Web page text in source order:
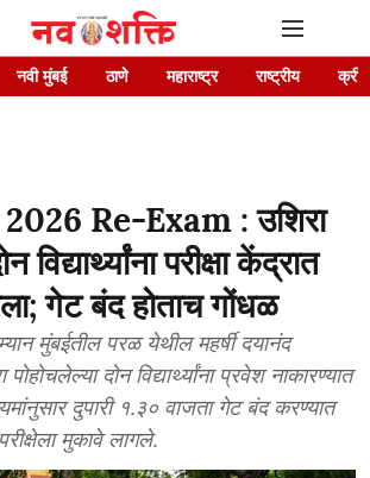
नवी मुंबई ठाणे महाराष्ट्र राष्ट्रीय
Re-Exam : उशिरा
विद्यार्थ्यांना परीक्षा केंद्रात
गेट बंद होताच गोंधळ
मुंबईतील परळ येथील महर्षी दयानंद
पोहोचलेल्या दोन विद्यार्थ्यांना प्रवेश नाकारण्यात
दुपारी १.३० वाजता गेट बंद करण्यात
मुकावे लागले.